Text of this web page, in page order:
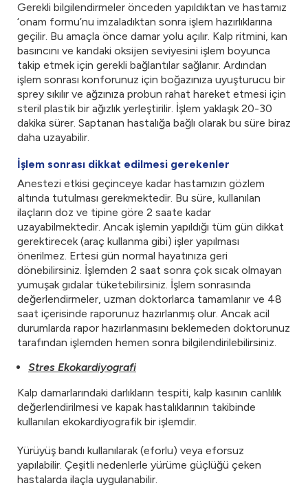
Gerekli bilgilendirmeler önceden yapıldıktan ve hastamız
‘onam formu’nu imzaladıktan sonra işlem hazırlıklarına
geçilir. Bu amaçla önce damar yolu açılır. Kalp ritmini, kan
basıncını ve kandaki oksijen seviyesini işlem boyunca
takip etmek için gerekli bağlantılar sağlanır. Ardından
işlem sonrası konforunuz için boğazınıza uyuşturucu bir
sprey sıkılır ve ağzınıza probun rahat hareket etmesi için
steril plastik bir ağızlık yerleştirilir. İşlem yaklaşık 20-30
dakika sürer. Saptanan hastalığa bağlı olarak bu süre biraz
daha uzayabilir.
İşlem sonrası dikkat edilmesi gerekenler
Anestezi etkisi geçinceye kadar hastamızın gözlem
altında tutulması gerekmektedir. Bu süre, kullanılan
ilaçların doz ve tipine göre 2 saate kadar
uzayabilmektedir. Ancak işlemin yapıldığı tüm gün dikkat
gerektirecek (araç kullanma gibi) işler yapılması
önerilmez. Ertesi gün normal hayatınıza geri
dönebilirsiniz. İşlemden 2 saat sonra çok sıcak olmayan
yumuşak gıdalar tüketebilirsiniz. İşlem sonrasında
değerlendirmeler, uzman doktorlarca tamamlanır ve 48
saat içerisinde raporunuz hazırlanmış olur. Ancak acil
durumlarda rapor hazırlanmasını beklemeden doktorunuz
tarafından işlemden hemen sonra bilgilendirilebilirsiniz.
Stres Ekokardiyografi
Kalp damarlarındaki darlıkların tespiti, kalp kasının canlılık
değerlendirilmesi ve kapak hastalıklarının takibinde
kullanılan ekokardiyografik bir işlemdir.
Yürüyüş bandı kullanılarak (eforlu) veya eforsuz
yapılabilir. Çeşitli nedenlerle yürüme güçlüğü çeken
hastalarda ilaçla uygulanabilir.